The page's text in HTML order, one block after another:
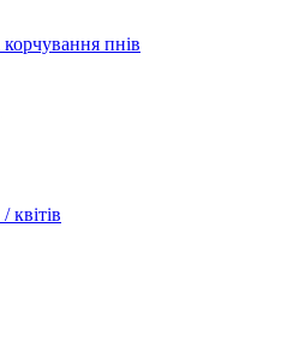
пнів
квітів